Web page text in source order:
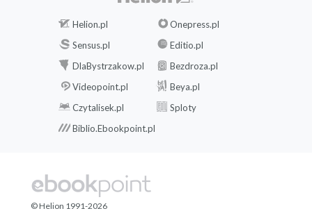
Podziękowania
Helion.pl
Onepress.pl
Sensus.pl
Editio.pl
DlaBystrzakow.pl
Bezdroza.pl
Videopoint.pl
Beya.pl
Czytalisek.pl
Sploty
Biblio.Ebookpoint.pl
© Helion 1991-2026